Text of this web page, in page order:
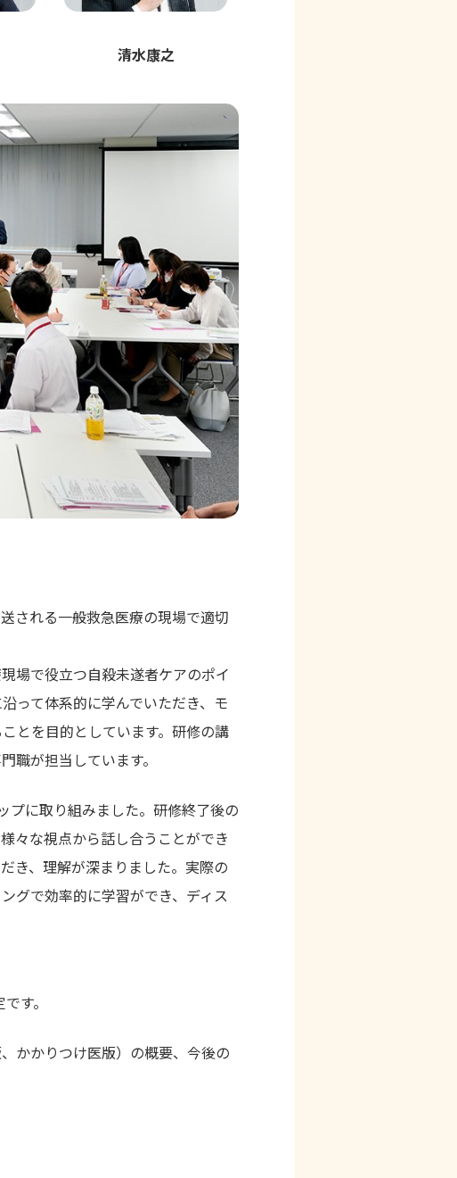
清水康之
される一般救急医療の現場で適切
場で役立つ自殺未遂者ケアのポイ
って体系的に学んでいただき、モ
とを目的としています。研修の講
職が担当しています。
プに取り組みました。研修終了後の
々な視点から話し合うことができ
き、理解が深まりました。実際の
グで効率的に学習ができ、ディス
す。
かかりつけ医版）の概要、今後の